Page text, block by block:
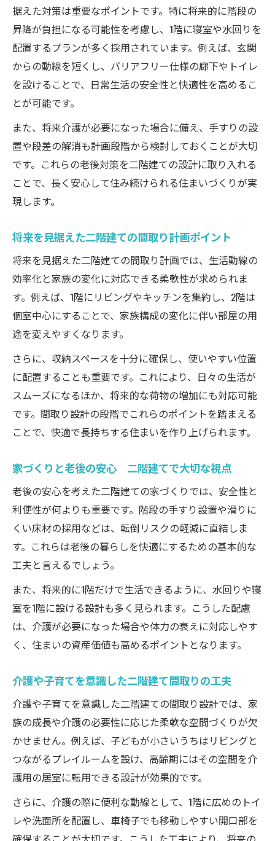
据えた対策は重要なポイントです。特に将来的に階段の
昇降が負担になる可能性を考慮し、1階に寝室や水回りを
配置するプランが多く採用されています。例えば、玄関
からの動線を短くし、バリアフリー仕様の廊下やトイレ
を設けることで、日常生活の安全性と快適性を高めるこ
とが可能です。
また、将来介護が必要になった場合に備え、手すりの設
置や段差の解消も計画段階から検討しておくことが大切
です。これらの老後対策を二階建ての設計に取り入れる
ことで、長く安心して住み続けられる住まいづくりが実
現します。
将来を見据えた二階建ての間取り計画ポイント
将来を見据えた二階建ての間取り計画では、生活動線の
効率化と家族の変化に対応できる柔軟性が求められま
す。例えば、1階にリビングやキッチンを集約し、2階は
個室中心にすることで、家族構成の変化に伴い部屋の用
途を変えやすくなります。
さらに、収納スペースを十分に確保し、使いやすい位置
に配置することも重要です。これにより、日々の生活が
スムーズになるほか、将来的な荷物の増加にも対応可能
です。間取り設計の段階でこれらのポイントを踏まえる
ことで、快適で長持ちする住まいを作り上げられます。
家づくりと老後の安心 二階建てで大切な視点
老後の安心を考えた二階建ての家づくりでは、安全性と
利便性が何よりも重要です。階段の手すり設置や滑りに
くい床材の採用などは、転倒リスクの軽減に直結しま
す。これらは老後の暮らしを快適にするための基本的な
工夫と言えるでしょう。
また、将来的に1階だけで生活できるように、水回りや寝
室を1階に設ける設計も多く見られます。こうした配慮
は、介護が必要になった場合や体力の衰えに対応しやす
く、住まいの資産価値も高めるポイントとなります。
介護や子育てを意識した二階建て間取りの工夫
介護や子育てを意識した二階建ての間取り設計では、家
族の成長や介護の必要性に応じた柔軟な空間づくりが欠
かせません。例えば、子どもが小さいうちはリビングと
つながるプレイルームを設け、高齢期にはその空間を介
護用の居室に転用できる設計が効果的です。
さらに、介護の際に便利な動線として、1階に広めのトイ
レや洗面所を配置し、車椅子でも移動しやすい開口部を